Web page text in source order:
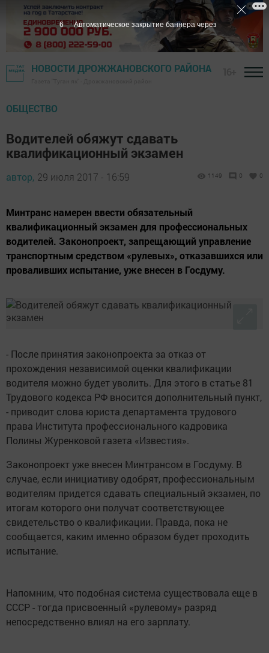
НОВОСТИ ДРОЖЖАНОВСКОГО РАЙОНА
ОБЩЕСТВО
Водителей обяжут сдавать
квалификационный экзамен
автор, 29 июля 2017 - 16:59 1149 0 0
Минтранс намерен ввести обязательный
квалификационный экзамен для профессиональных
водителей. Законопроект, запрещающий управление
транспортным средством «рулевых», отказавшихся или
проваливших испытание, уже внесен в Госдуму.
- После принятия законопроекта за отказ от
прохождения независимой оценки квалификации
водителя можно будет уволить. Для этого в статье 81
Трудового кодекса РФ вносится дополнительный пункт,
- приводит слова юриста департамента трудового
права Института профессионального кадровика
Полины Журенковой газета «Известия».
Законопроект уже внесен Минтрансом в Госдуму. В
случае, если инициативу одобрят, профессиональным
водителям придется сдавать специальный экзамен, по
итогам которого они получат соответствующее
свидетельство о квалификации. Правда, пока не
сообщается, каким именно образом будет проходить
испытание.
Напомним, что подобная система существовала еще в
СССР - тогда присвоенный «рулевому» разряд
непосредственно влиял на его зарплату.
5 Автоматическое закрытие баннера через